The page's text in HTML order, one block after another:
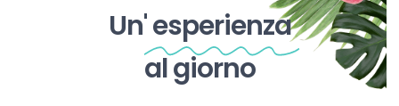
Un'esperienza
al giorno